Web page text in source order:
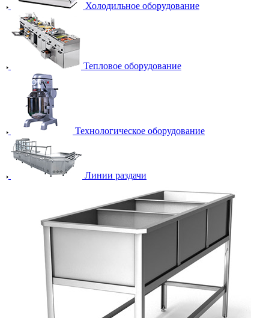
Холодильное оборудование
Тепловое оборудование
Технологическое оборудование
Линии раздачи